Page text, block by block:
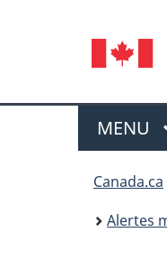
de
la
MENU
Canada.ca
Alertes